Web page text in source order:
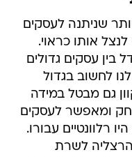
שניתנה לעסקים
אותו כראוי.
בין עסקים גדולים
לחשוב בגדול
גם מבטל במידה
ומאפשר לעסקים
רלוונטיים עבורו.
בהרצליה לשרת